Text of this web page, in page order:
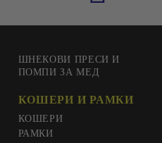
ШНЕКОВИ ПРЕСИ И
ПОМПИ ЗА МЕД
КОШЕРИ И РАМКИ
КОШЕРИ
РАМКИ